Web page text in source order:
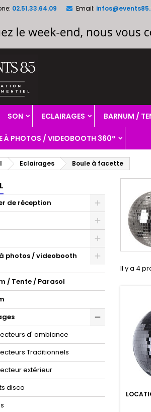
02.51.33.64.09 Email:
SON ECLAIRAGES BARNUM /
À PHOTOS / VIDEOBOOTH 360°
Eclairages Boule à facette
de réception
photos / videobooth
/ Tente / Parasol
d' ambiance
Traditionnels
extérieur
disco
Il y a 4